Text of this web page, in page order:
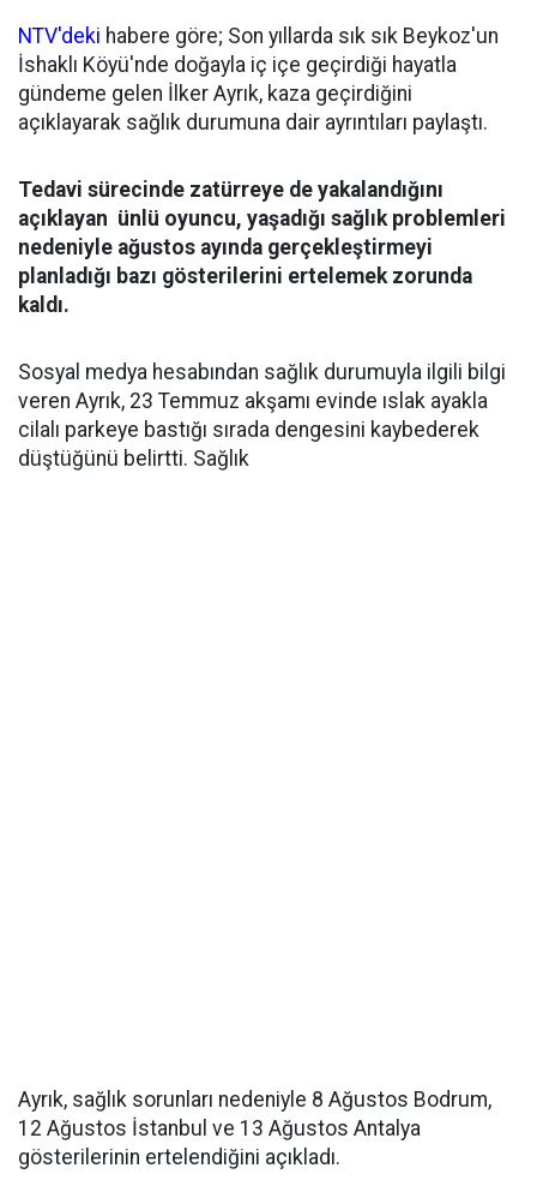
NTV'deki habere göre; Son yıllarda sık sık Beykoz'un
İshaklı Köyü'nde doğayla iç içe geçirdiği hayatla
gündeme gelen İlker Ayrık, kaza geçirdiğini
açıklayarak sağlık durumuna dair ayrıntıları paylaştı.
Tedavi sürecinde zatürreye de yakalandığını
açıklayan ünlü oyuncu, yaşadığı sağlık problemleri
nedeniyle ağustos ayında gerçekleştirmeyi
planladığı bazı gösterilerini ertelemek zorunda
kaldı.
Sosyal medya hesabından sağlık durumuyla ilgili bilgi
veren Ayrık, 23 Temmuz akşamı evinde ıslak ayakla
cilalı parkeye bastığı sırada dengesini kaybederek
düştüğünü belirtti. Sağlık
Ayrık, sağlık sorunları nedeniyle 8 Ağustos Bodrum,
12 Ağustos İstanbul ve 13 Ağustos Antalya
gösterilerinin ertelendiğini açıkladı.